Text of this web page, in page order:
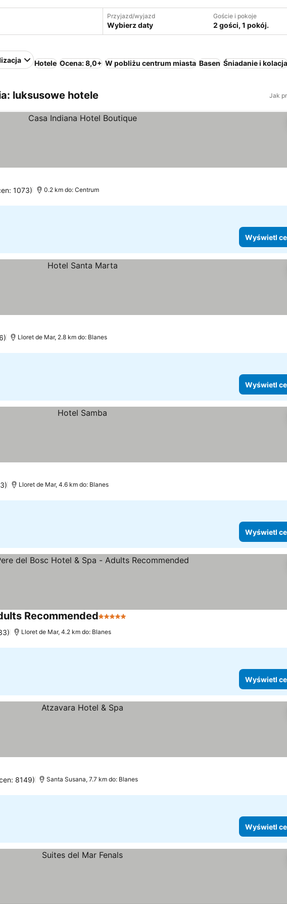
Przyjazd/wyjazd
Wybierz daty
Goście i pokoje
2 gości, 1 pokój.
Hotele Ocena: 8,0+ W pobliżu centrum miasta Basen Śniadanie i kolacja
luksusowe hotele Jak
1073) 0.2 km do: Centrum
Wyświetl
Lloret de Mar, 2.8 km do: Blanes
Wyświetl
Lloret de Mar, 4.6 km do: Blanes
Wyświetl
Recommended5 Kategoria
Lloret de Mar, 4.2 km do: Blanes
Wyświetl
8149) Santa Susana, 7.7 km do: Blanes
Wyświetl